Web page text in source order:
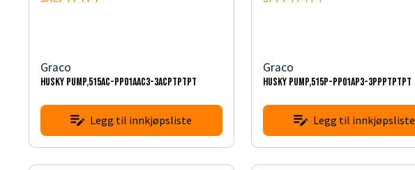
Graco
HUSKY PUMP,515AC-PP01AAC3-3ACPTPTPT
Legg til innkjøpsliste
Graco
HUSKY PUMP,515P-PP01AP3-3PPPTPTPT
Legg til innkjøpsliste